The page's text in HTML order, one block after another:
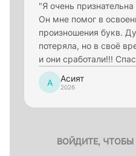
"Я очень
Он мне помог в
произношения букв.
потеряла, но в своё
и они сработали!!!
А Асият
2026
ВОЙДИТЕ,